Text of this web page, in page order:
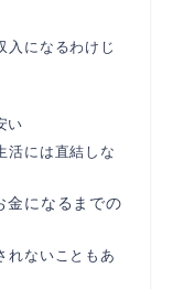
入になるわけじ
い
活には直結しな
金になるまでの
れないこともあ